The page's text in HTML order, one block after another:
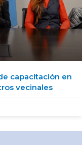
capacitación en
vecinales